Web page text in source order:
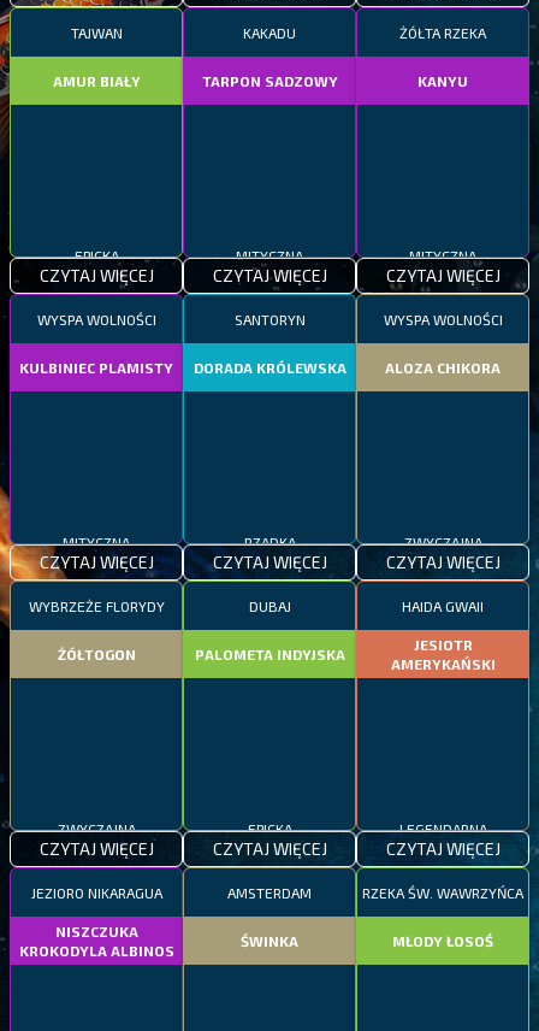
TAJWAN
AMUR BIAŁY
CZYTAJ WIĘCEJ
KAKADU
TARPON SADZOWY
CZYTAJ WIĘCEJ
ŻÓŁTA RZEKA
KANYU
CZYTAJ WIĘCEJ
WYSPA WOLNOŚCI
KULBINIEC PLAMISTY
CZYTAJ WIĘCEJ
SANTORYN
DORADA KRÓLEWSKA
CZYTAJ WIĘCEJ
WYSPA WOLNOŚCI
ALOZA CHIKORA
CZYTAJ WIĘCEJ
WYBRZEŻE FLORYDY
ŻÓŁTOGON
CZYTAJ WIĘCEJ
DUBAJ
PALOMETA INDYJSKA
CZYTAJ WIĘCEJ
HAIDA GWAII
JESIOTR
AMERYKAŃSKI
CZYTAJ WIĘCEJ
JEZIORO NIKARAGUA
NISZCZUKA
KROKODYLA ALBINOS
AMSTERDAM
ŚWINKA
RZEKA ŚW. WAWRZYŃCA
MŁODY ŁOSOŚ